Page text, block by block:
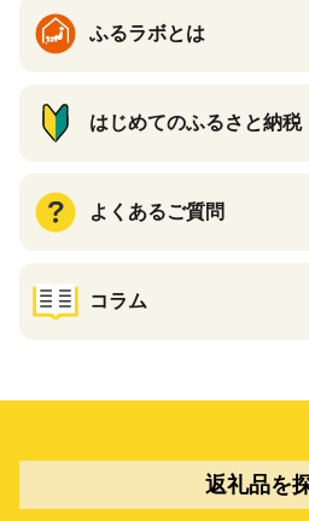
ふるラボとは
はじめてのふるさと納税
よくあるご質問
コラム
返礼品を